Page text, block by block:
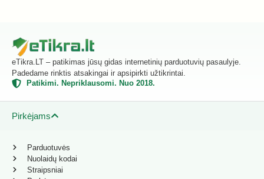
eTikra.LT – patikimas jūsų gidas internetinių parduotuvių pasaulyje.
Padedame rinktis atsakingai ir apsipirkti užtikrintai.
Patikimi. Nepriklausomi. Nuo 2018.
Pirkėjams
Parduotuvės
Nuolaidų kodai
Straipsniai